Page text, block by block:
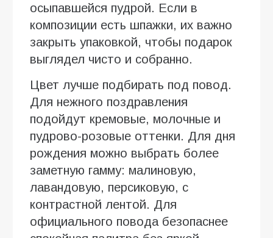
осыпавшейся пудрой. Если в
композиции есть шпажки, их важно
закрыть упаковкой, чтобы подарок
выглядел чисто и собранно.
Цвет лучше подбирать под повод.
Для нежного поздравления
подойдут кремовые, молочные и
пудрово-розовые оттенки. Для дня
рождения можно выбрать более
заметную гамму: малиновую,
лавандовую, персиковую, с
контрастной лентой. Для
официального повода безопаснее